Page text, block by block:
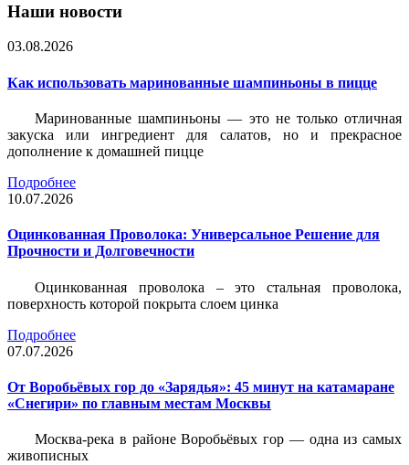
Наши новости
03.08.2026
Как использовать маринованные шампиньоны в пицце
Маринованные шампиньоны — это не только отличная
закуска или ингредиент для салатов, но и прекрасное
дополнение к домашней пицце
Подробнее
10.07.2026
Оцинкованная Проволока: Универсальное Решение для
Прочности и Долговечности
Оцинкованная проволока – это стальная проволока,
поверхность которой покрыта слоем цинка
Подробнее
07.07.2026
От Воробьёвых гор до «Зарядья»: 45 минут на катамаране
«Снегири» по главным местам Москвы
Москва-река в районе Воробьёвых гор — одна из самых
живописных